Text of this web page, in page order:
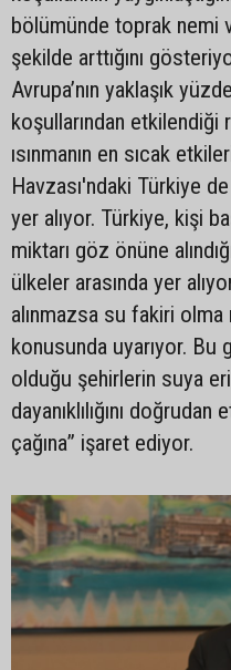
bölümünde toprak nemi
şekilde arttığını
Avrupa’nın yaklaşık
koşullarından etkilendiği
ısınmanın en sıcak
Havzası'ndaki Türkiye
yer alıyor. Türkiye, kişi
miktarı göz önüne
ülkeler arasında yer
alınmazsa su fakiri olma
konusunda uyarıyor. Bu
olduğu şehirlerin suya
dayanıklılığını
çağına” işaret ediyor.